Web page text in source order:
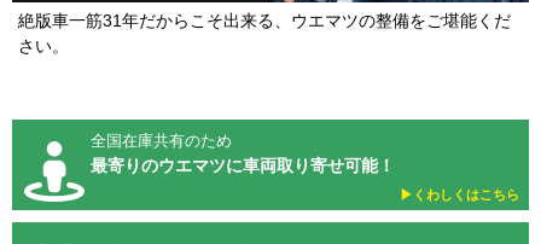
絶版車一筋31年だからこそ出来る、ウエマツの整備をご堪能くだ
さい。
全国在庫共有のため
最寄りのウエマツに車両取り寄せ可能！
▶︎くわしくはこちら